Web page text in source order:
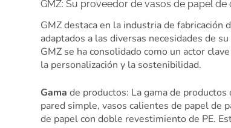
GMZ: Su proveedor de vasos de papel de
GMZ destaca en la industria de fabricación
adaptados a las diversas necesidades de
GMZ se ha consolidado como un actor
la personalización y la sostenibilidad.
Gama de productos: La gama de
pared simple, vasos calientes de papel de
de papel con doble revestimiento de PE.